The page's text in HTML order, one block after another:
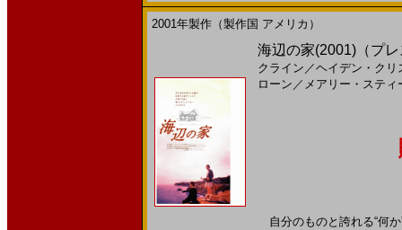
2001年製作（製作国 アメリカ）
海辺の家(2001)（プ
クライン ／ヘイデン・クリ
ローン ／ メアリー・ステ
自分のものと誇れる“何